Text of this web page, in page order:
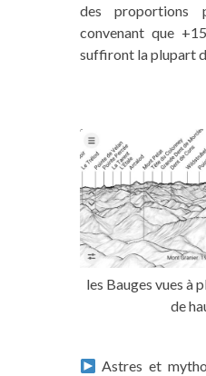
des proportions
convenant que
suffiront la plupart
les Bauges vues à
de
Astres et